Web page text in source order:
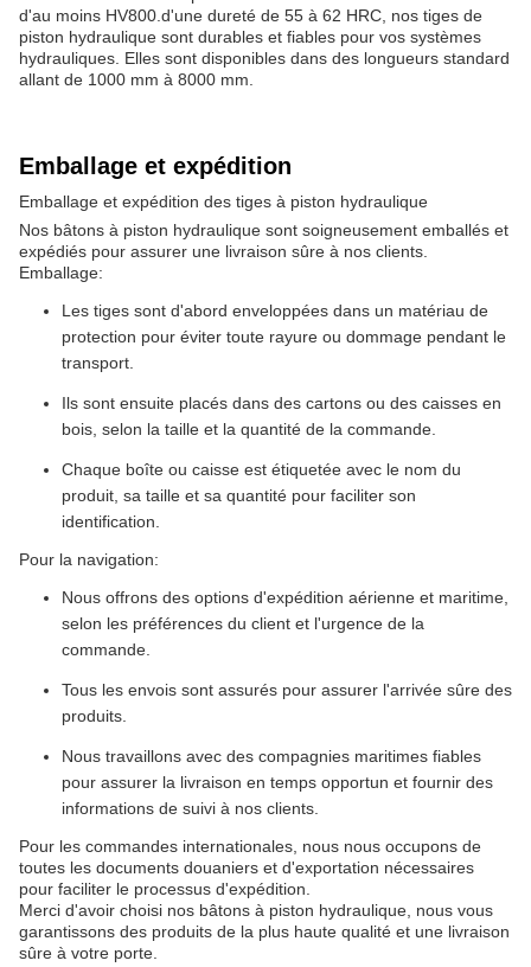
d'au moins HV800.d'une dureté de 55 à 62 HRC, nos tiges de
piston hydraulique sont durables et fiables pour vos systèmes
hydrauliques. Elles sont disponibles dans des longueurs standard
allant de 1000 mm à 8000 mm.
Emballage et expédition
Emballage et expédition des tiges à piston hydraulique
Nos bâtons à piston hydraulique sont soigneusement emballés et
expédiés pour assurer une livraison sûre à nos clients.
Emballage:
Les tiges sont d'abord enveloppées dans un matériau de
protection pour éviter toute rayure ou dommage pendant le
transport.
Ils sont ensuite placés dans des cartons ou des caisses en
bois, selon la taille et la quantité de la commande.
Chaque boîte ou caisse est étiquetée avec le nom du
produit, sa taille et sa quantité pour faciliter son
identification.
Pour la navigation:
Nous offrons des options d'expédition aérienne et maritime,
selon les préférences du client et l'urgence de la
commande.
Tous les envois sont assurés pour assurer l'arrivée sûre des
produits.
Nous travaillons avec des compagnies maritimes fiables
pour assurer la livraison en temps opportun et fournir des
informations de suivi à nos clients.
Pour les commandes internationales, nous nous occupons de
toutes les documents douaniers et d'exportation nécessaires
pour faciliter le processus d'expédition.
Merci d'avoir choisi nos bâtons à piston hydraulique, nous vous
garantissons des produits de la plus haute qualité et une livraison
sûre à votre porte.